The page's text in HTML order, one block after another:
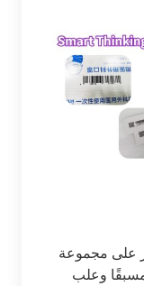
على مجموعة
وعلب